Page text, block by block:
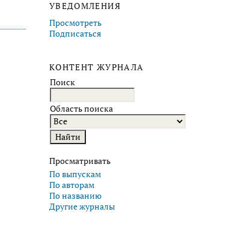
УВЕДОМЛЕНИЯ
Просмотреть
Подписаться
КОНТЕНТ ЖУРНАЛА
Поиск
Область поиска
Просматривать
По выпускам
По авторам
По названию
Другие журналы